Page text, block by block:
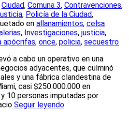
Ciudad, Comuna 3, Contravenciones,
, Policía de la Ciudad,
en allanamientos, celsa
, Investigaciones, justicia,
apócrifas, once, policia, secuestro
a cabo un operativo en una
adyacentes, que culminó
y una fábrica clandestina de
casi $250.000.000 en
10 personas imputadas por
Seguir leyendo